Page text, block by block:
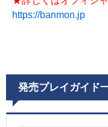
https://banmon.jp
発売プレイガイド